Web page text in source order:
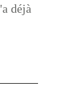
déjà